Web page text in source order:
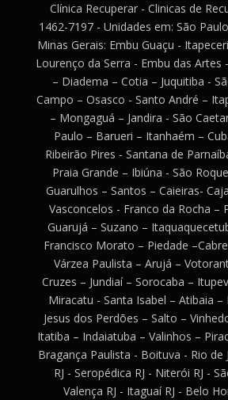
Clínica Recuperar - Clinicas de
1462-7197 - Unidades em: São
Minas Gerais: Embu Guaçu -
Lourenço da Serra - Embu das Artes
– Diadema – Cotia – Juquitiba -
Campo – Osasco - Santo André –
– Mongaguá – Jandira - São
Paulo – Barueri – Itanhaém –
Ribeirão Pires - Santana de
Praia Grande – Ibiúna - São
Guarulhos – Santos – Caieiras-
Vasconcelos - Franco da Rocha –
Guarujá – Suzano –
Francisco Morato – Piedade
Várzea Paulista – Arujá –
Cruzes – Jundiaí – Sorocaba –
Miracatu - Santa Isabel – Atibaia
Jesus dos Perdões – Salto –
Itatiba – Indaiatuba – Valinhos –
Bragança Paulista - Boituva - Rio de
RJ - Seropédica RJ - Niterói RJ -
Valença RJ - Itaguaí RJ - Belo